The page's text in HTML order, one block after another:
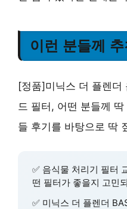
이런 분들께 추
[정품]미닉스 더 플렌
드 필터, 어떤 분들께
들 후기를 바탕으로 딱
✅ 음식물 처리기 필터
떤 필터가 좋을지 고민
✅ 미닉스 더 플렌더